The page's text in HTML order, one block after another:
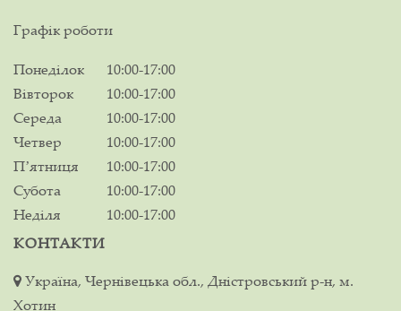
Графік роботи
Понеділок
10:00-17:00
Вівторок
10:00-17:00
Середа
10:00-17:00
Четвер
10:00-17:00
Пʼятниця
10:00-17:00
Субота
10:00-17:00
Неділя
10:00-17:00
КОНТАКТИ
Україна, Чернівецька обл., Дністровський р-н, м.
Хотин